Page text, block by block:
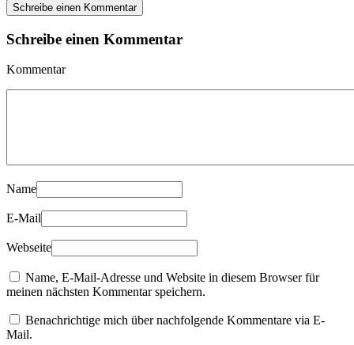
Schreibe einen Kommentar
Schreibe einen Kommentar
Kommentar
Name
E-Mail
Webseite
Name, E-Mail-Adresse und Website in diesem Browser für
meinen nächsten Kommentar speichern.
Benachrichtige mich über nachfolgende Kommentare via E-
Mail.